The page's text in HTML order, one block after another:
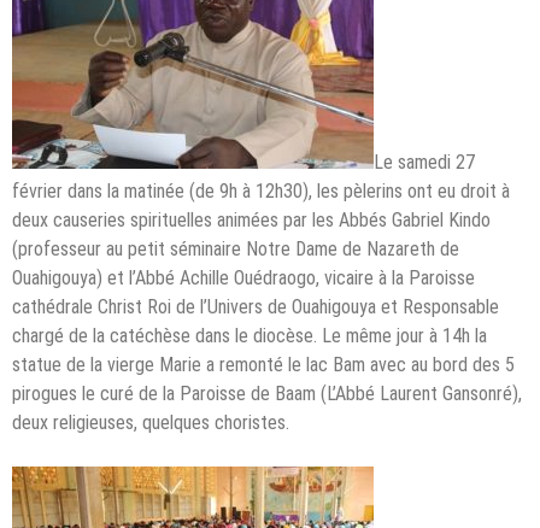
Le samedi 27
février dans la matinée (de 9h à 12h30), les pèlerins ont eu droit à
deux causeries spirituelles animées par les Abbés Gabriel Kindo
(professeur au petit séminaire Notre Dame de Nazareth de
Ouahigouya) et l’Abbé Achille Ouédraogo, vicaire à la Paroisse
cathédrale Christ Roi de l’Univers de Ouahigouya et Responsable
chargé de la catéchèse dans le diocèse. Le même jour à 14h la
statue de la vierge Marie a remonté le lac Bam avec au bord des 5
pirogues le curé de la Paroisse de Baam (L’Abbé Laurent Gansonré),
deux religieuses, quelques choristes.